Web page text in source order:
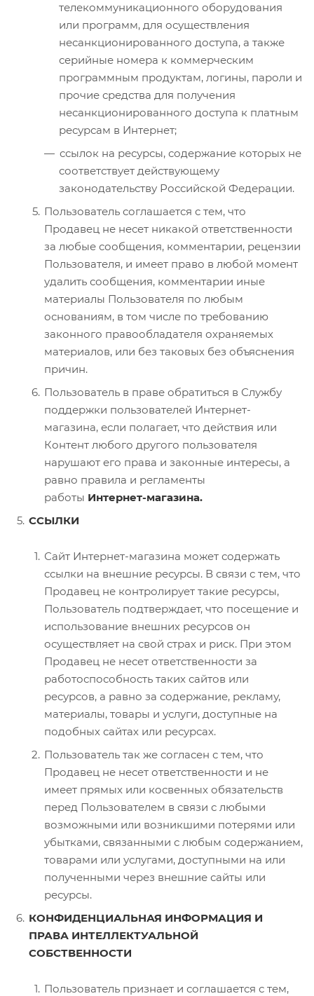
телекоммуникационного оборудования
или программ, для осуществления
несанкционированного доступа, а также
серийные номера к коммерческим
программным продуктам, логины, пароли и
прочие средства для получения
несанкционированного доступа к платным
ресурсам в Интернет;
ссылок на ресурсы, содержание которых не
соответствует действующему
законодательству Российской Федерации.
Пользователь соглашается с тем, что
Продавец не несет никакой ответственности
за любые сообщения, комментарии, рецензии
Пользователя, и имеет право в любой момент
удалить сообщения, комментарии иные
материалы Пользователя по любым
основаниям, в том числе по требованию
законного правообладателя охраняемых
материалов, или без таковых без объяснения
причин.
Пользователь в праве обратиться в Службу
поддержки пользователей Интернет-
магазина, если полагает, что действия или
Контент любого другого пользователя
нарушают его права и законные интересы, а
равно правила и регламенты
работы Интернет-магазина.
ССЫЛКИ
Сайт Интернет-магазина может содержать
ссылки на внешние ресурсы. В связи с тем, что
Продавец не контролирует такие ресурсы,
Пользователь подтверждает, что посещение и
использование внешних ресурсов он
осуществляет на свой страх и риск. При этом
Продавец не несет ответственности за
работоспособность таких сайтов или
ресурсов, а равно за содержание, рекламу,
материалы, товары и услуги, доступные на
подобных сайтах или ресурсах.
Пользователь так же согласен с тем, что
Продавец не несет ответственности и не
имеет прямых или косвенных обязательств
перед Пользователем в связи с любыми
возможными или возникшими потерями или
убытками, связанными с любым содержанием,
товарами или услугами, доступными на или
полученными через внешние сайты или
ресурсы.
КОНФИДЕНЦИАЛЬНАЯ ИНФОРМАЦИЯ И
ПРАВА ИНТЕЛЛЕКТУАЛЬНОЙ
СОБСТВЕННОСТИ
Пользователь признает и соглашается с тем,